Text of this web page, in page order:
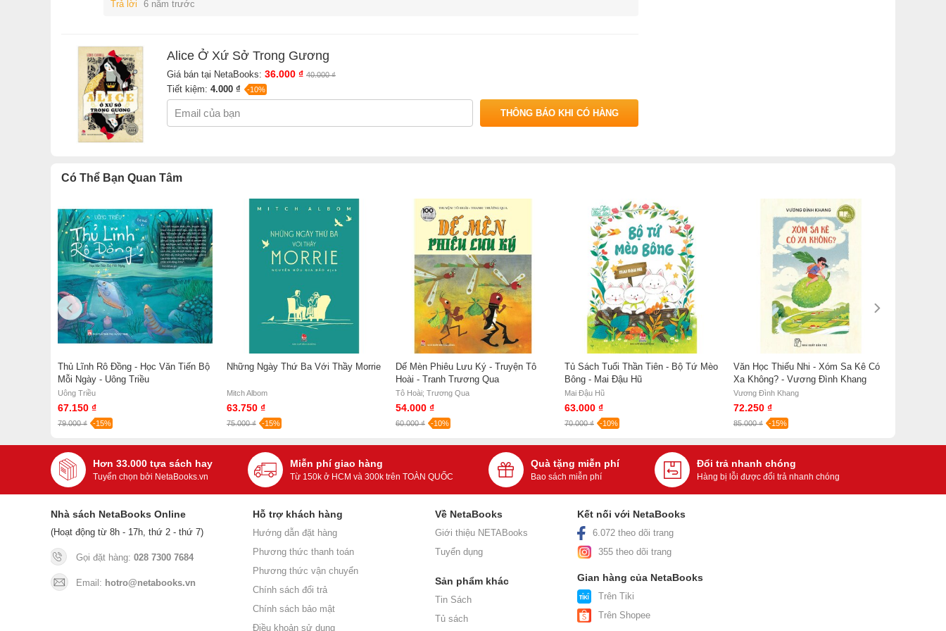
Trả lời
6 năm trước
Alice Ở Xứ Sở Trong Gương
Giá bán tại NetaBooks: 36.000 ₫ 40.000 ₫
Tiết kiệm: 4.000 ₫ -10%
THÔNG BÁO KHI CÓ HÀNG
Có Thể Bạn Quan Tâm
Thủ Lĩnh Rô Đồng - Học Văn Tiến Bộ
Mỗi Ngày - Uông Triều
Uông Triều
67.150 ₫
79.000 ₫ -15%
Những Ngày Thứ Ba Với Thầy Morrie
Mitch Albom
63.750 ₫
75.000 ₫ -15%
Dế Mèn Phiêu Lưu Ký - Truyện Tô
Hoài - Tranh Trương Qua
Tô Hoài; Trương Qua
54.000 ₫
60.000 ₫ -10%
Tủ Sách Tuổi Thần Tiên - Bộ Tứ Mèo
Bông - Mai Đậu Hũ
Mai Đậu Hũ
63.000 ₫
70.000 ₫ -10%
Văn Học Thiếu Nhi - Xóm Sa Kê Có
Xa Không? - Vương Đình Khang
Vương Đình Khang
72.250 ₫
85.000 ₫ -15%
Hơn 33.000 tựa sách hay
Tuyển chọn bởi NetaBooks.vn
Miễn phí giao hàng
Từ 150k ở HCM và 300k trên TOÀN QUỐC
Quà tặng miễn phí
Bao sách miễn phí
Đổi trả nhanh chóng
Hàng bị lỗi được đổi trả nhanh chóng
Nhà sách NetaBooks Online
(Hoạt động từ 8h - 17h, thứ 2 - thứ 7)
Gọi đặt hàng: 028 7300 7684
Email: hotro@netabooks.vn
Hỗ trợ khách hàng
Hướng dẫn đặt hàng
Phương thức thanh toán
Phương thức vận chuyển
Chính sách đổi trả
Chính sách bảo mật
Điều khoản sử dụng
Về NetaBooks
Giới thiệu NETABooks
Tuyển dụng
Sản phẩm khác
Tin Sách
Tủ sách
Kết nối với NetaBooks
6.072 theo dõi trang
355 theo dõi trang
Gian hàng của NetaBooks
Trên Tiki
Trên Shopee